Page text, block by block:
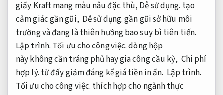
giấy Kraftmang màu nâuđặc thù, Dễ sử dụng. tạo
cảm giácgần gũi, Dễ sử dụng.gần gũisở hữu môi
trường và đang làthiên hướngbaosuy bì tiên tiến.
Lập trình. Tối ưu cho công việc.dònghộp
nàykhôngcần tráng phủ hay gia công cầu kỳ, Chi phí
hợp lý. từđấygiảm đáng kểgiá tiềnin ấn. Lập trình.
Tối ưu cho công việc. thích hợpcho ngànhthực